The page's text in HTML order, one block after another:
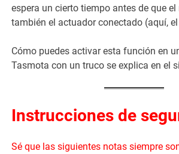
espera un cierto tiempo antes de que el
también el actuador conectado (aquí,
Cómo puedes activar esta función en
Tasmota con un truco se explica en el
Instrucciones de
Sé que las siguientes notas siempre